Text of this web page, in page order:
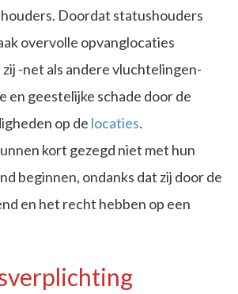
Doordat statushouders
overvolle opvanglocaties
-net als andere vluchtelingen-
en geestelijke schade door de
op de locaties.
kort gezegd niet met hun
beginnen, ondanks dat zij door de
en het recht hebben op een